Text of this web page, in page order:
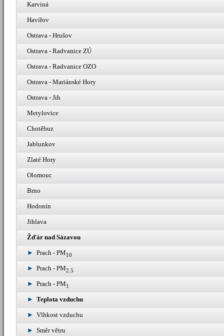
Karviná
Havířov
Ostrava - Hrušov
Ostrava - Radvanice ZÚ
Ostrava - Radvanice OZO
Ostrava - Mariánské Hory
Ostrava - Jih
Metylovice
Chotěbuz
Jablunkov
Zlaté Hory
Olomouc
Brno
Hodonín
Jihlava
Žďár nad Sázavou
Prach - PM10
Prach - PM2.5
Prach - PM1
Teplota vzduchu
Vlhkost vzduchu
Směr větru